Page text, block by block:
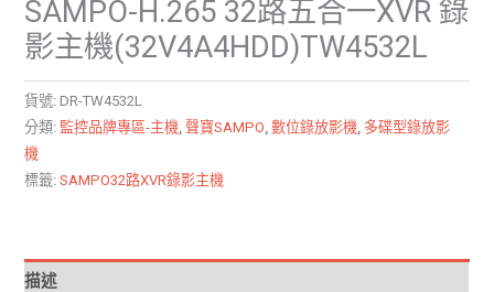
SAMPO-H.265 32路五合一XVR 錄
影主機(32V4A4HDD)TW4532L
貨號:DR-TW4532L
分類: 監控品牌專區-主機,聲寶SAMPO,數位錄放影機, 多碟型錄放影
機
標籤:SAMPO32路XVR錄影主機
描述